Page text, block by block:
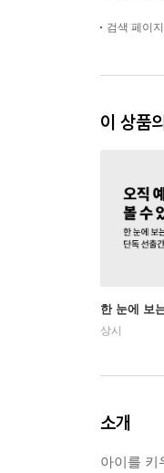
검색 페이
이 상품
한 눈에 보
상시
소개
아이를 키